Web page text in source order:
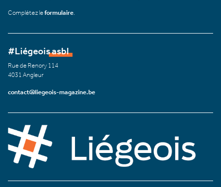
Complétez leformulaire
#Liégeois asbl
Rue de Renory 114
4031 Angleur
contact@liegeois-magazine.be